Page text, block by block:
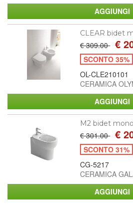
CLEAR bidet
€ 309.00 €
SCONTO 35%
OL-CLE210101
CERAMICA
M2 bidet
€ 301.00 €
SCONTO 31%
CG-5217
CERAMICA